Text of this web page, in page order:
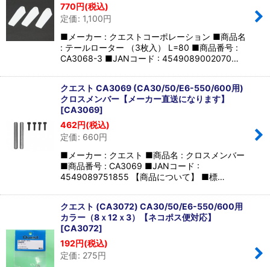
770円(税込)
定価: 1,100円
■メーカー : クエストコーポレーション ■商品名
: テールローター （3枚入） L=80 ■商品番号 :
CA3068-3 ■JANコード : 4549089002070…
クエスト CA3069 (CA30/50/E6-550/600用)
クロスメンバー【メーカー直送になります】
[CA3069]
462円(税込)
定価: 660円
■メーカー : クエスト ■商品名 : クロスメンバー
■商品番号 : CA3069 ■JANコード :
4549089751855 【商品について】 ■標…
クエスト (CA3072) CA30/50/E6-550/600用
カラー（8ｘ12ｘ3）【ネコポス便対応】
[CA3072]
192円(税込)
定価: 275円